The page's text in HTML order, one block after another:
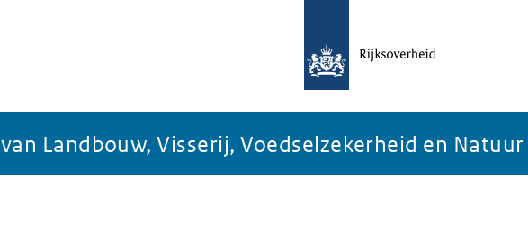
Landbouw, Visserij, Voedselzekerheid en Natuur